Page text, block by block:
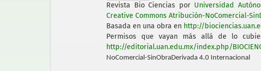
Revista Bio Ciencias por Universidad
Creative Commons Atribución-NoComercial-
Basada en una obra en http://
Permisos que vayan más allá de lo
http://editorial.uan.edu.mx/index.php/
NoComercial-SinObraDerivada 4.0 Internacional